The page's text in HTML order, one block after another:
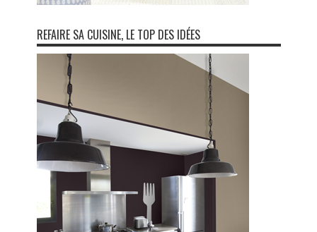
REFAIRE SA CUISINE, LE TOP DES IDÉES